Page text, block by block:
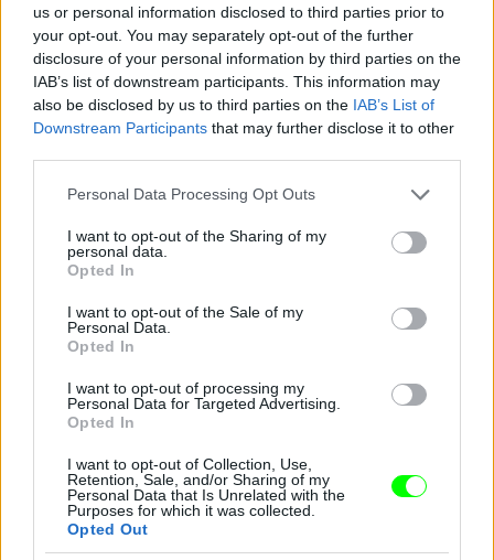
us or personal information disclosed to third parties prior to
your opt-out. You may separately opt-out of the further
disclosure of your personal information by third parties on the
IAB’s list of downstream participants. This information may
also be disclosed by us to third parties on the IAB’s List of
Downstream Participants that may further disclose it to other
Please note that this website/app uses one or more Google
not limited to your visit or usage behaviour. You may click to
grant or deny consent to Google and its third-party tags to
use your data for below specified purposes in below Google
consent section.
Personal Data Processing Opt Outs
I want to opt-out of the Sharing of my
personal data.
Opted In
I want to opt-out of the Sale of my
Personal Data.
Opted In
I want to opt-out of processing my
Personal Data for Targeted Advertising.
Opted In
I want to opt-out of Collection, Use,
Retention, Sale, and/or Sharing of my
Personal Data that Is Unrelated with the
Purposes for which it was collected.
Opted Out
Fotó: Michael Putland / Getty Images Hungary #8
Jön még kép!